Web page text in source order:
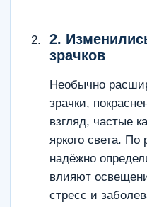
2.
зрачков
Необычно
зрачки,
взгляд, частые
яркого света. По
надёжно
влияют
стресс и